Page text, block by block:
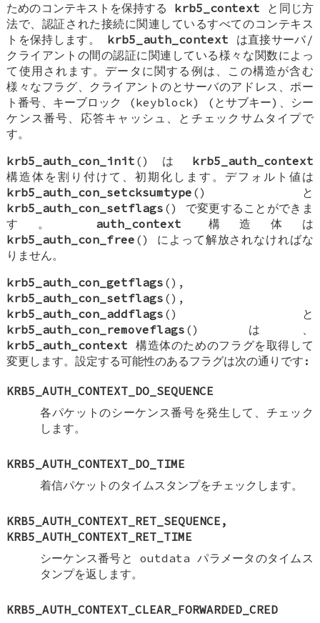
ためのコンテキストを保持する krb5_context と同じ方
法で、認証された接続に関連しているすべてのコンテキス
トを保持します。 krb5_auth_context は直接サーバ/
クライアントの間の認証に関連している様々な関数によっ
て使用されます。データに関する例は、この構造が含む
様々なフラグ、クライアントのとサーバのアドレス、ポー
ト番号、キーブロック (keyblock) (とサブキー)、シー
ケンス番号、応答キャッシュ、とチェックサムタイプで
す。
krb5_auth_con_init () は krb5_auth_context
構造体を割り付けて、初期化します。デフォルト値は
krb5_auth_con_setcksumtype () と
krb5_auth_con_setflags () で変更することができま
す。 auth_context 構造体は
krb5_auth_con_free () によって解放されなければな
りません。
krb5_auth_con_getflags (),
krb5_auth_con_setflags (),
krb5_auth_con_addflags () と
krb5_auth_con_removeflags () は、
krb5_auth_context 構造体のためのフラグを取得して
変更します。設定する可能性のあるフラグは次の通りです:
KRB5_AUTH_CONTEXT_DO_SEQUENCE
各パケットのシーケンス番号を発生して、チェック
します。
KRB5_AUTH_CONTEXT_DO_TIME
着信パケットのタイムスタンプをチェックします。
KRB5_AUTH_CONTEXT_RET_SEQUENCE ,
KRB5_AUTH_CONTEXT_RET_TIME
シーケンス番号と outdata パラメータのタイムス
タンプを返します。
KRB5_AUTH_CONTEXT_CLEAR_FORWARDED_CRED